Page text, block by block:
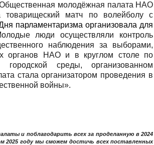
молодёжная палата НАО
товарищеский матч по волейболу с
парламентаризма организовала для
люди осуществляли контроль
наблюдения за выборами,
органов НАО и в круглом столе по
среды, организованном
стала организатором проведения в
войны».
и поблагодарить всех за проделанную в 2024
2025 году мы сможем достичь всех поставленных